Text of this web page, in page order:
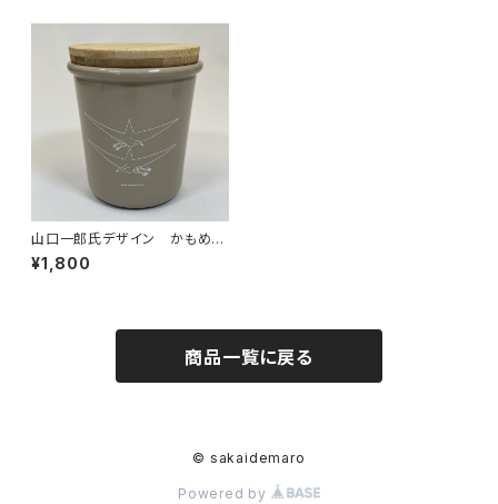
山口一郎氏デザイン かもめ君
タンブラー
¥1,800
商品一覧に戻る
© sakaidemaro
Powered by